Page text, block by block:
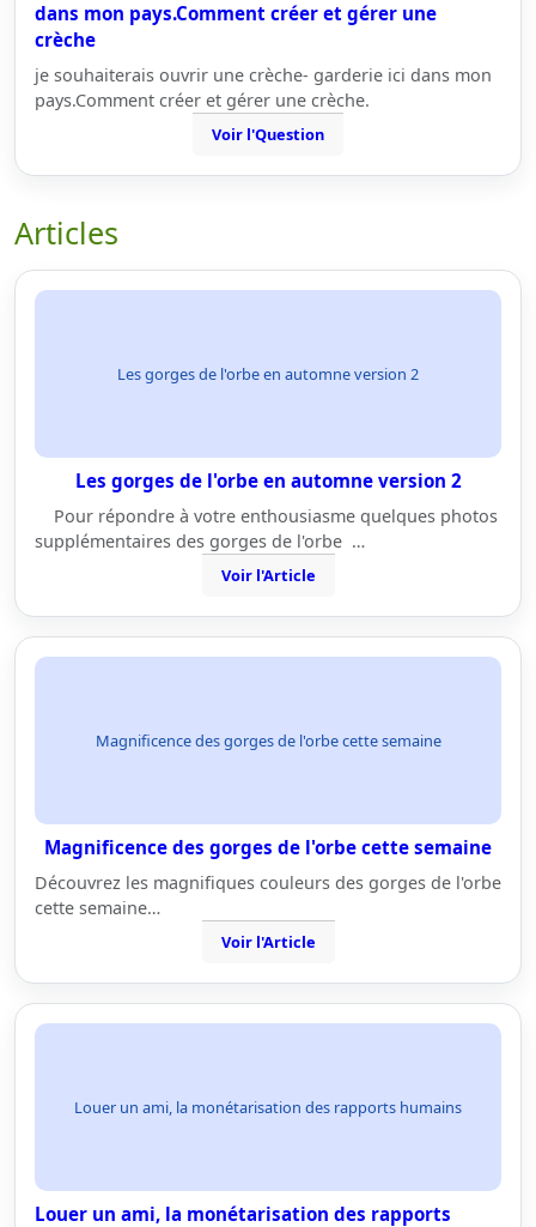
dans mon pays.Comment créer et gérer une
crèche
je souhaiterais ouvrir une crèche- garderie ici dans mon
pays.Comment créer et gérer une crèche.
Voir l'Question
Articles
Les gorges de l'orbe en automne version 2
Les gorges de l'orbe en automne version 2
Pour répondre à votre enthousiasme quelques photos
supplémentaires des gorges de l'orbe …
Voir l'Article
Magnificence des gorges de l'orbe cette semaine
Magnificence des gorges de l'orbe cette semaine
Découvrez les magnifiques couleurs des gorges de l'orbe
cette semaine…
Voir l'Article
Louer un ami, la monétarisation des rapports humains
Louer un ami, la monétarisation des rapports